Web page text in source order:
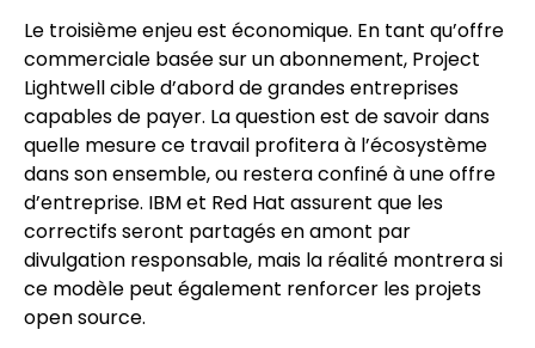
Le troisième enjeu est économique. En tant qu’offre
commerciale basée sur un abonnement, Project
Lightwell cible d’abord de grandes entreprises
capables de payer. La question est de savoir dans
quelle mesure ce travail profitera à l’écosystème
dans son ensemble, ou restera confiné à une offre
d’entreprise. IBM et Red Hat assurent que les
correctifs seront partagés en amont par
divulgation responsable, mais la réalité montrera si
ce modèle peut également renforcer les projets
open source.